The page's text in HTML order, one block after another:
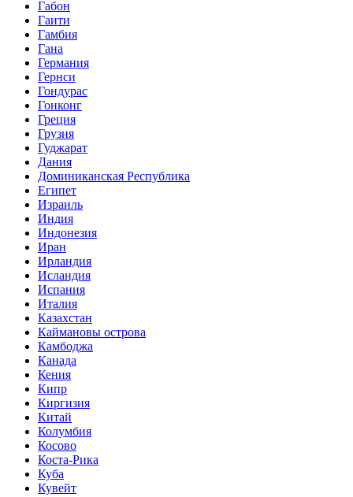
Габон
Гаити
Гамбия
Гана
Германия
Гернси
Гондурас
Гонконг
Греция
Грузия
Гуджарат
Дания
Доминиканская Республика
Египет
Израиль
Индия
Индонезия
Иран
Ирландия
Исландия
Испания
Италия
Казахстан
Каймановы острова
Камбоджа
Канада
Кения
Кипр
Киргизия
Китай
Колумбия
Косово
Коста-Рика
Куба
Кувейт